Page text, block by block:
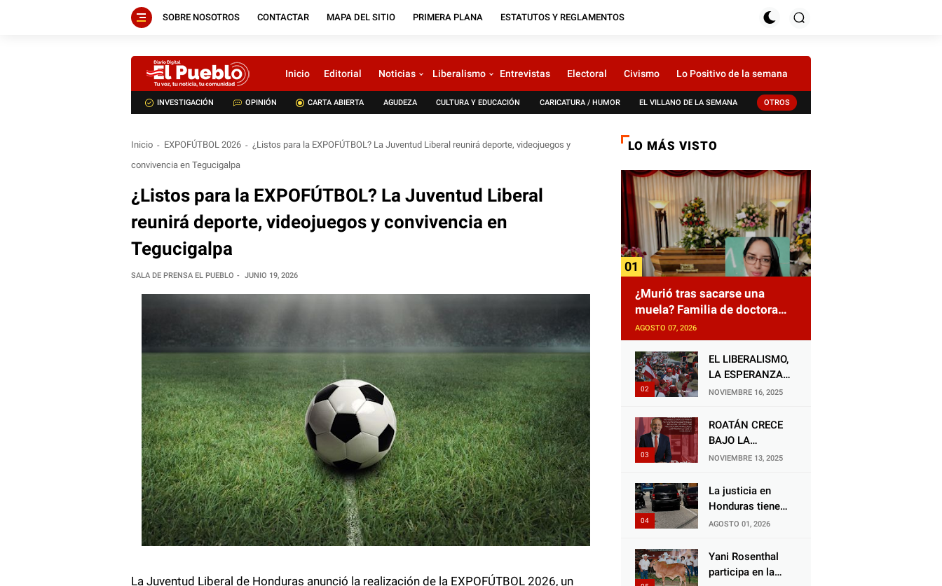
SOBRE NOSOTROS CONTACTAR MAPA DEL SITIO PRIMERA PLANA ESTATUTOS Y REGLAMENTOS
Inicio Editorial Noticias Liberalismo Entrevistas Electoral Civismo Lo Positivo de la semana
INVESTIGACIÓN OPINIÓN CARTA ABIERTA AGUDEZA CULTURA Y EDUCACIÓN CARICATURA / HUMOR EL VILLANO DE LA SEMANA OTROS
Inicio EXPOFÚTBOL 2026
¿Listos para la EXPOFÚTBOL? La Juventud Liberal reunirá deporte, videojuegos y
convivencia en Tegucigalpa
¿Listos para la EXPOFÚTBOL? La Juventud Liberal
reunirá deporte, videojuegos y convivencia en
Tegucigalpa
SALA DE PRENSA EL PUEBLO JUNIO 19, 2026
La Juventud Liberal de Honduras anunció la realización de la EXPOFÚTBOL 2026, un
LO MÁS VISTO
¿Murió tras sacarse una
muela? Familia de doctora
exige justicia por presunta
mala práctica odontológica
AGOSTO 07, 2026
EL LIBERALISMO,
LA ESPERANZA
QUE RENACE
NOVIEMBRE 16, 2025
ROATÁN CRECE
BAJO LA
ALCALDÍA DE RON
GESTOR ALIADO
DE LA
NOVIEMBRE 13, 2025
La justicia en
Honduras tiene
una deuda
animales, y
negarse a castigar
AGOSTO 01, 2026
Yani Rosenthal
participa en la